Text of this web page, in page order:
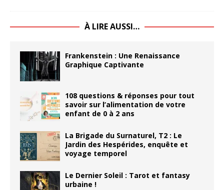
À LIRE AUSSI…
Frankenstein : Une Renaissance
Graphique Captivante
108 questions & réponses pour tout
savoir sur l’alimentation de votre
enfant de 0 à 2 ans
La Brigade du Surnaturel, T2 : Le
Jardin des Hespérides, enquête et
voyage temporel
Le Dernier Soleil : Tarot et fantasy
urbaine !